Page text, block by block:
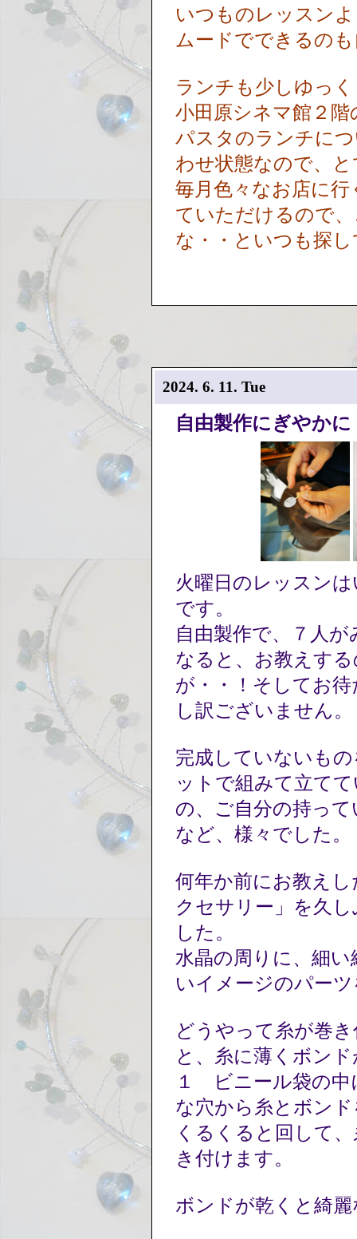
いつものレッスン
ムードでできるの
ランチも少しゆっ
小田原シネマ館２
パスタのランチに
わせ状態なので、
毎月色々なお店に
ていただけるので
な・・といつも探
2024. 6. 11. Tue
自由製作にぎやかに
火曜日のレッスン
です。
自由製作で、７人
なると、お教えす
が・・！そしてお
し訳ございません。
完成していないも
ットで組みて立て
の、ご自分の持っ
など、様々でした。
何年か前にお教え
クセサリー」を久
した。
水晶の周りに、細
いイメージのパー
どうやって糸が巻
と、糸に薄くボン
１ ビニール袋の中
な穴から糸とボン
くるくると回して
き付けます。
ボンドが乾くと綺